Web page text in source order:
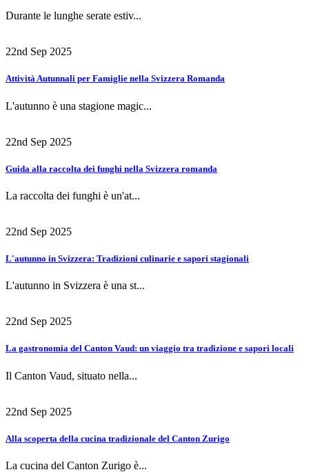
Durante le lunghe serate estiv...
22nd Sep 2025
Attività Autunnali per Famiglie nella Svizzera Romanda
L'autunno è una stagione magic...
22nd Sep 2025
Guida alla raccolta dei funghi nella Svizzera romanda
La raccolta dei funghi è un'at...
22nd Sep 2025
L'autunno in Svizzera: Tradizioni culinarie e sapori stagionali
L'autunno in Svizzera è una st...
22nd Sep 2025
La gastronomia del Canton Vaud: un viaggio tra tradizione e sapori locali
Il Canton Vaud, situato nella...
22nd Sep 2025
Alla scoperta della cucina tradizionale del Canton Zurigo
La cucina del Canton Zurigo è...